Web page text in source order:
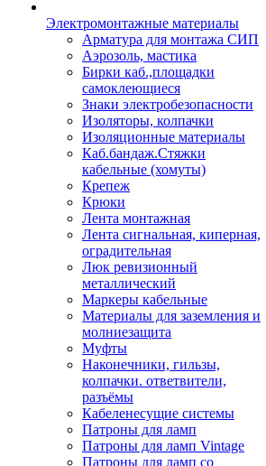
Электромонтажные материалы
Арматура для монтажа СИП
Аэрозоль, мастика
Бирки каб.,площадки
самоклеющиеся
Знаки электробезопасности
Изоляторы, колпачки
Изоляционные материалы
Каб.бандаж.Стяжки
кабельные (хомуты)
Крепеж
Крюки
Лента монтажная
Лента сигнальная, киперная,
оградительная
Люк ревизионный
металлический
Маркеры кабельные
Материалы для заземления и
молниезащита
Муфты
Наконечники, гильзы,
колпачки. ответвители,
разъёмы
Кабеленесущие системы
Патроны для ламп
Патроны для ламп Vintage
Патроны для ламп со